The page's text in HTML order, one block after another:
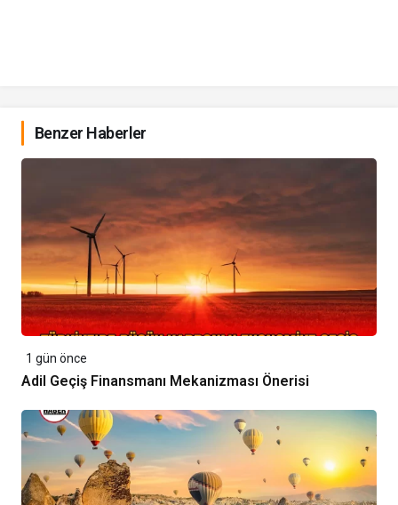
Benzer Haberler
1 gün önce
Adil Geçiş Finansmanı Mekanizması Önerisi